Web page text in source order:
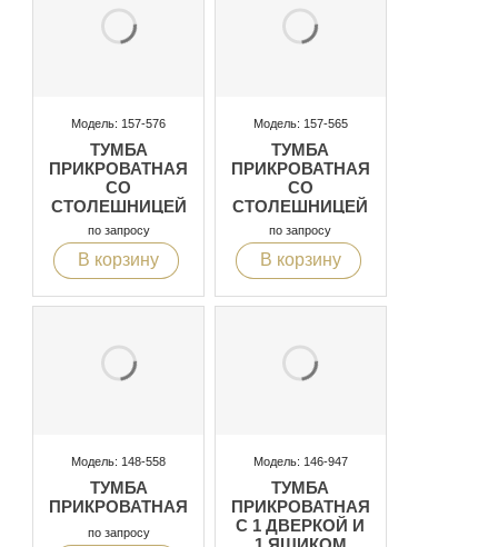
Модель: 157-576
ТУМБА
ПРИКРОВАТНАЯ
СО
СТОЛЕШНИЦЕЙ
ИЗ СТЕКЛА С
ЭФФЕКТОМ
МРАМОРА, С
ПОДСВЕТКОЙ
по запросу
В корзину
Модель: 157-565
ТУМБА
ПРИКРОВАТНАЯ
СО
СТОЛЕШНИЦЕЙ
ИЗ СТЕКЛА С
ЭФФЕКТОМ
МРАМОРА, С
ПОДСВЕТКОЙ
по запросу
В корзину
Модель: 148-558
ТУМБА
ПРИКРОВАТНАЯ
по запросу
Модель: 146-947
ТУМБА
ПРИКРОВАТНАЯ
С 1 ДВЕРКОЙ И